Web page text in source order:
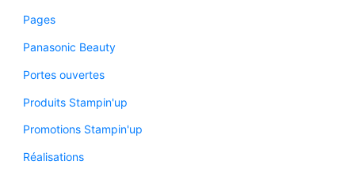
Pages
Panasonic Beauty
Portes ouvertes
Produits Stampin'up
Promotions Stampin'up
Réalisations